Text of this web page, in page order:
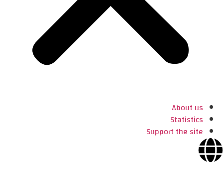
About us
Statistics
Support the site